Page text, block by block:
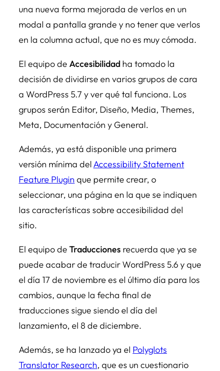
una nueva forma mejorada de verlos en un
modal a pantalla grande y no tener que verlos
en la columna actual, que no es muy cómoda.
El equipo de Accesibilidad ha tomado la
decisión de dividirse en varios grupos de cara
a WordPress 5.7 y ver qué tal funciona. Los
grupos serán Editor, Diseño, Media, Themes,
Meta, Documentación y General.
Además, ya está disponible una primera
versión mínima delAccessibility Statement
Feature Plugin que permite crear, o
seleccionar, una página en la que se indiquen
las características sobre accesibilidad del
sitio.
El equipo de Traducciones recuerda que ya se
puede acabar de traducir WordPress 5.6 y que
el día 17 de noviembre es el último día para los
cambios, aunque la fecha final de
traducciones sigue siendo el día del
lanzamiento, el 8 de diciembre.
Además, se ha lanzado ya el Polyglots
Translator Research, que es un cuestionario